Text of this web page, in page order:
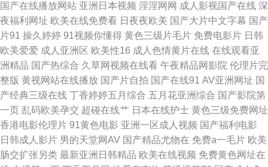
片网址 超碰97在线资源 精品天天干天天 人人摸人人干人人 伊人狠狠 www
日日 韩国无码三级片a 日本一道本 综合网爱豆 成人剧场a深夜看 久草免费福
利 午夜久色 www艹 后入少妇一线天 日本中文字幕A片 91p在线论坛 抖阴福
利 青娱乐打炮 91精品视频免费 国产精品久久97 欧美理论片 亚洲另类文学
操碰久久 九九re精品 日本a黄 亚洲影院成人在线 超碰大香蕉97 老司机午夜
成人 午夜vv福利 AV东方无码 韩国三级视频网站 日屄导航 91rp爆 成人轮奸
国产在线播放网站 亚洲日本视频 淫淫网网 成人影视国产在线 深
夜福利网址 欧美在线免费看 日夜夜欧美 国产大片中文字幕 国产
片91 操久婷婷 91视频你懂得 黄色三级片毛片 免费电影片 日韩
欧美爱爱 成人亚洲区 欧美性16 成人色情黄片在线 在线观看亚
洲精品 国产热综合 久草网视频在线看 午夜精品网影院 伦理片完
整版 黄视网站在线播放 国产片自拍 国产在线91 AV亚洲网址 国
产经典三级在线 丁香婷婷五月综合 五月花亚洲综合 国产影院第
一页 乱码欧美孕交 超碰在线艹 日本在线护士 黄色三级免费网址
香港电影伦理片 91黄色电影 亚洲一区成人视频 国产福利电影
日韩成人影片 男的天堂网AV 国产精品尤物在 免费a一毛片 欧美
肠交扩张另类 最新亚洲日韩精品 欧美在线视频 免费黄色网址在